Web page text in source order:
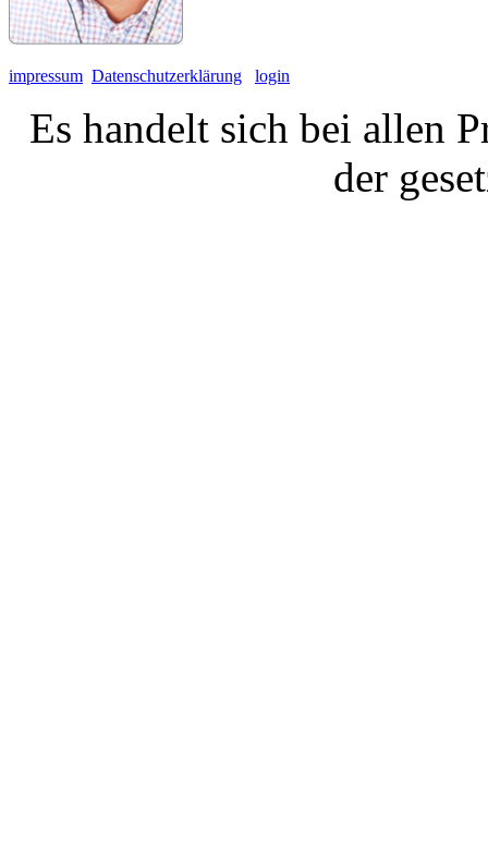
impressum Datenschutzerklärung login
Es handelt sich bei allen
der